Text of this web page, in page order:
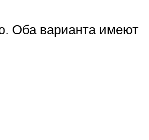
Оба варианта имеют